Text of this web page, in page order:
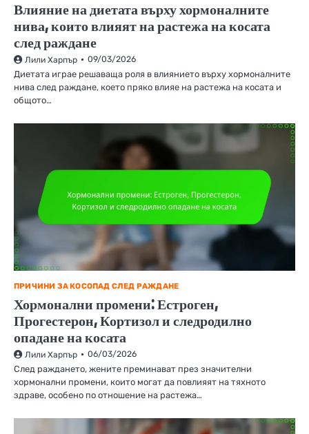
Влияние на диетата върху хормоналните
нива, които влияят на растежа на косата
след раждане
Лили Харпър 09/03/2026
Диетата играе решаваща роля в влиянието върху хормоналните
нива след раждане, което пряко влияе на растежа на косата и
общото…
ПРИЧИНИ ЗА КОСОПАД СЛЕД РАЖДАНЕ
Хормонални промени: Естроген,
Прогестерон, Кортизол и следродилно
опадане на косата
Лили Харпър 06/03/2026
След раждането, жените преминават през значителни
хормонални промени, които могат да повлияят на тяхното
здраве, особено по отношение на растежа…